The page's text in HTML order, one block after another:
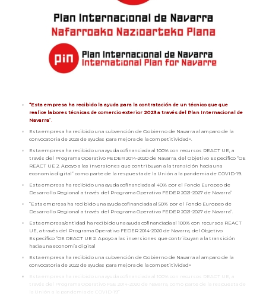
“Esta empresa ha recibido la ayuda para la contratación de un técnico que que
realice labores técnicas de comercio exterior 2023 a través del Plan Internacional de
Navarra”.
Esta empresa ha recibido una subvención de Gobierno de Navarra al amparo de la
convocatoria de 2023 de ayudas para mejora de la competitividad».
Esta empresa ha recibido una ayuda cofinanciada al 100% con recursos REACT UE, a
través del Programa Operativo FEDER 2014-2020 de Navarra, del Objetivo Específico “OE
REACT UE 2. Apoyo a las inversiones que contribuyan a la transición hacia una
economía digital” como parte de la respuesta de la Unión a la pandemia de COVID-19.
Esta empresa ha recibido una ayuda cofinanciada al 40% por el Fondo Europeo de
Desarrollo Regional a través del Programa Operativo FEDER 2021-2027 de Navarra”
“Esta empresa ha recibido una ayuda cofinanciada al 50% por el Fondo Europeo de
Desarrollo Regional a través del Programa Operativo FEDER 2021-2027 de Navarra”.
Esta empresa/entidad ha recibido una ayuda cofinanciada al 100% con recursos REACT
UE, a través del Programa Operativo FEDER 2014-2020 de Navarra, del Objetivo
Específico “OE REACT UE 2. Apoyo a las inversiones que contribuyan a la transición
hacia una economía digital
Esta empresa ha recibido una subvención de Gobierno de Navarra al amparo de la
convocatoria de 2022 de ayudas para mejora de la competitividad»
Esta empresa ha recibido una ayuda cofinanciada al 100% con recursos REACT UE, a
través del Programa Operativo FSE 2014-2020 de Navarra, como parte de la respuesta de
la Unión a la pandemia de COVID-19”